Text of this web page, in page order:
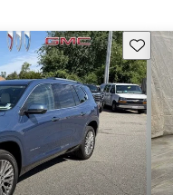
Guarda